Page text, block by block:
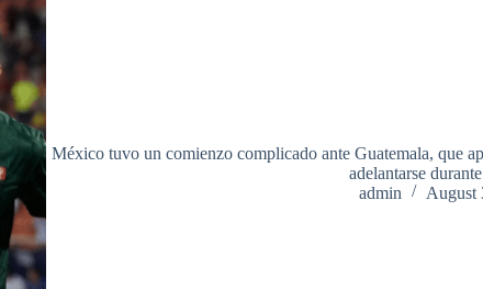
México tuvo un comienzo complicado ante Guatemala, que
adelantarse
admin
August